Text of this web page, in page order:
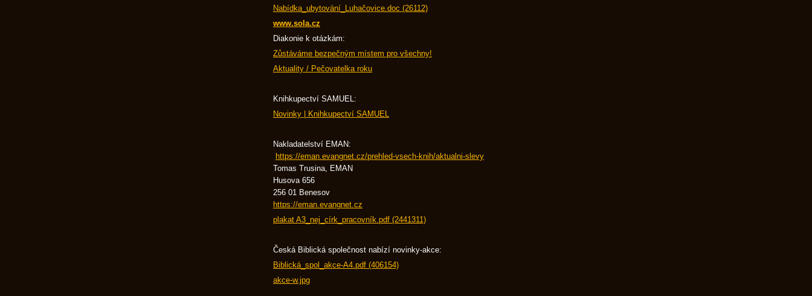
Nabídka_ubytování_Luhačovice.doc (26112)
www.sola.cz
Diakonie k otázkám:
Zůstáváme bezpečným místem pro všechny!
Aktuality / Pečovatelka roku
Knihkupectví SAMUEL:
Novinky | Knihkupectví SAMUEL
Nakladatelství EMAN:
https://eman.evangnet.cz/prehled-vsech-knih/aktualni-slevy
Tomas Trusina, EMAN
Husova 656
256 01 Benesov
https://eman.evangnet.cz
plakat A3_nej_círk_pracovník.pdf (2441311)
Česká Biblická společnost nabízí novinky-akce:
Biblická_spol_akce-A4.pdf (406154)
akce-w.jpg